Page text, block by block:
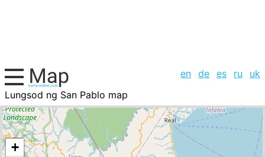
en de es ru
uk
Lungsod ng San Pablo map
Philippines, cities list
+